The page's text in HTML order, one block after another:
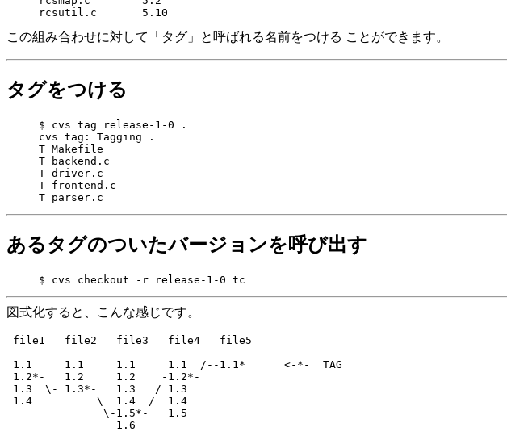
この組み合わせに対して「タグ」と呼ばれる名前をつける ことができます。
タグをつける
     $ cvs tag release-1-0 .
     cvs tag: Tagging .
     T Makefile
     T backend.c
     T driver.c
     T frontend.c
あるタグのついたバージョンを呼び出す
図式化すると、こんな感じです。
file1   file2   file3   file4   file5
1.1     1.1     1.1     1.1  /--1.1*      <-*-  TAG
1.2*-   1.2     1.2    -1.2*-
1.3  \- 1.3*-   1.3   / 1.3
1.4          \  1.4  /  1.4
               \-1.5*-   1.5